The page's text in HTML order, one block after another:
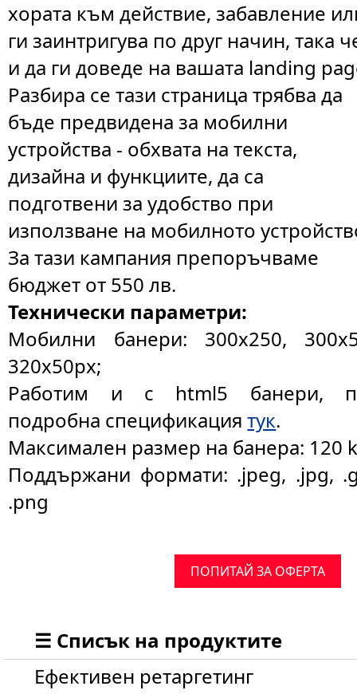
хората към действие, забавление
ги заинтригува по друг начин, така
и да ги доведе на вашата landing
Разбира се тази страница трябва да
бъде предвидена за мобилни
устройства - обхвата на текста,
дизайна и функциите, да са
подготвени за удобство при
използване на мобилното
За тази кампания препоръчваме
бюджет от 550 лв.
Технически параметри:
Мобилни банери: 300x250,
320x50px;
Работим и с html5 банери,
подробна спецификациятук.
Максимален размер на банера: 120
Поддържани формати: .jpeg, .jpg,
.png
ПОПИТАЙ ЗА ОФЕРТА
☰ Списък на продуктите
Ефективен ретаргетинг